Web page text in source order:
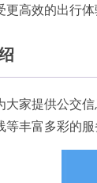
高效的出行
大家提供公交
丰富多彩的